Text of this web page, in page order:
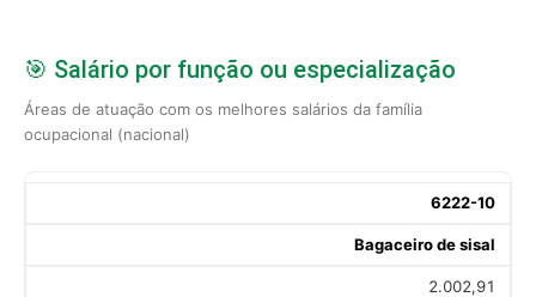
🎯 Salário por função ou especialização
Áreas de atuação com os melhores salários da família
ocupacional (nacional)
6222-10
Bagaceiro de sisal
2.002,91